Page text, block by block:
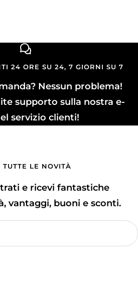
24 ORE SU 24, 7 GIORNI SU 7
Nessun problema!
supporto sulla nostra e-
servizio clienti!
TUTTE LE NOVITÀ
e ricevi fantastiche
vantaggi, buoni e sconti.